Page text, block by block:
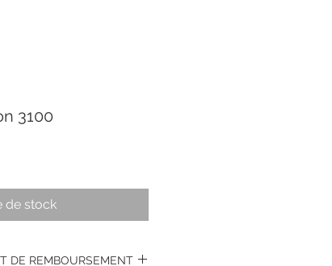
3100
de stock
DE REMBOURSEMENT